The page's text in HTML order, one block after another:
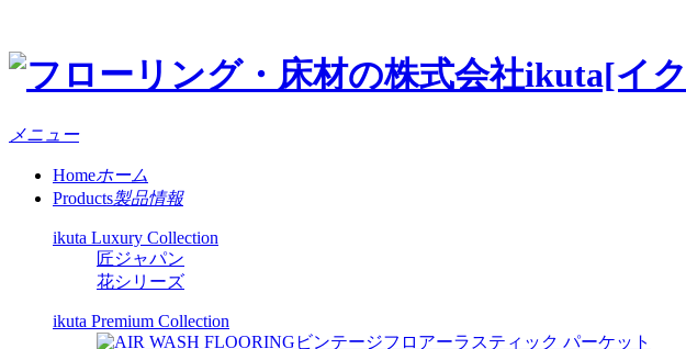
メニュー
Homeホーム
Products製品情報
ikuta Luxury Collection
匠ジャパン
花シリーズ
ikuta Premium Collection
ビンテージフロアーラスティック パーケット